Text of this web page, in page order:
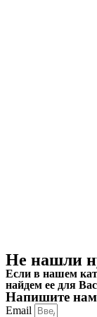
Не нашли
Если в нашем
найдем ее для Вас
Напишите нам
Email